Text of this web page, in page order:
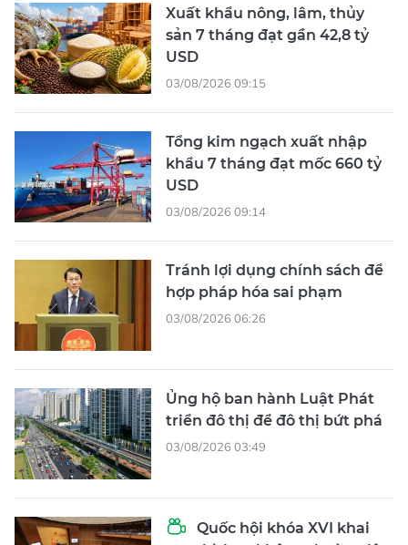
Xuất khẩu nông, lâm, thủy
sản 7 tháng đạt gần 42,8 tỷ
USD
03/08/2026 09:15
Tổng kim ngạch xuất nhập
khẩu 7 tháng đạt mốc 660 tỷ
USD
03/08/2026 09:14
Tránh lợi dụng chính sách để
hợp pháp hóa sai phạm
03/08/2026 06:26
Ủng hộ ban hành Luật Phát
triển đô thị để đô thị bứt phá
03/08/2026 03:49
Quốc hội khóa XVI khai